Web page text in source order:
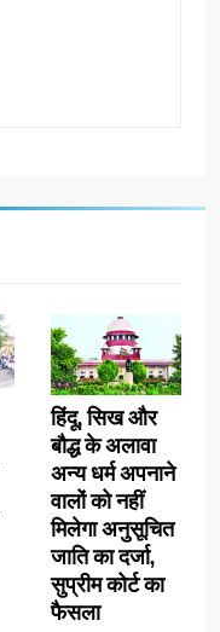
हिंदू, सिख और
बौद्ध के अलावा
अन्य धर्म अपनाने
वालों को नहीं
मिलेगा अनुसूचित
जाति का दर्जा,
सुप्रीम कोर्ट का
फैसला